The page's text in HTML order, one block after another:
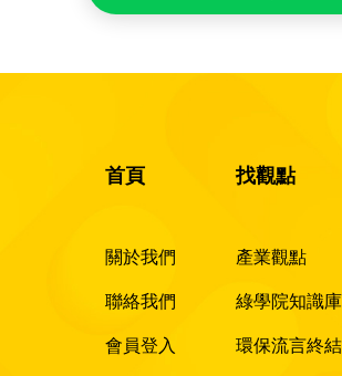
首頁
關於我們
聯絡我們
會員登入
找觀點
產業觀點
綠學院知識庫
環保流言終